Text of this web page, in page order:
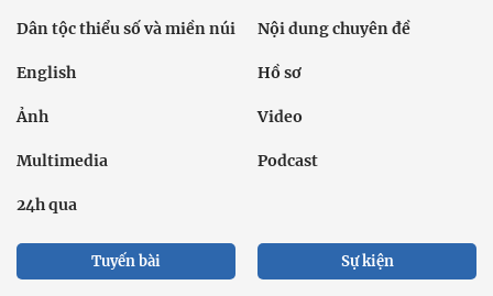
Dân tộc thiểu số và miền núi Nội dung chuyên đề
English Hồ sơ
Ảnh Video
Multimedia Podcast
24h qua
Tuyến bài Sự kiện